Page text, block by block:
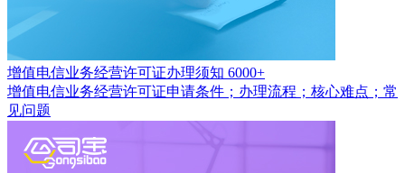
增值电信业务经营许可证办理须知 6000+
增值电信业务经营许可证申请条件；办理流程；核心难点；常
见问题